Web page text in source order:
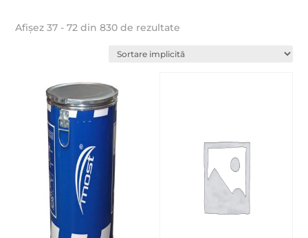
Afișez 37 - 72 din 830 de rezultate